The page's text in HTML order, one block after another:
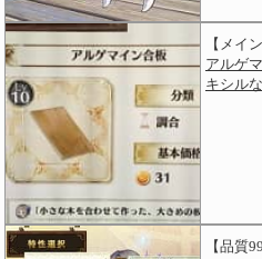
【メイ
アルゲ
キシル
【品質